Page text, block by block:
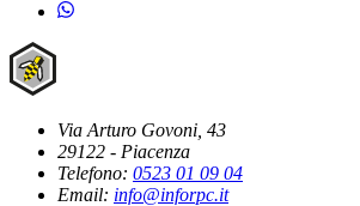
Via Arturo Govoni, 43
29122 - Piacenza
Telefono: 0523 01 09 04
Email: info@inforpc.it